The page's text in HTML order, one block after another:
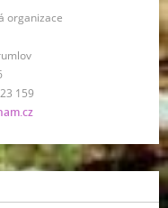
organizace
159